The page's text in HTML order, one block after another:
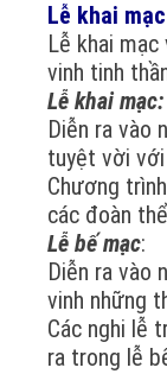
Lễ khai
Lễ khai
vinh tinh
Lễ khai mạc:
Diễn ra vào
tuyệt vời với
Chương
các đoàn
Lễ bế mạc:
Diễn ra vào
vinh những
Các nghi lễ
ra trong lễ